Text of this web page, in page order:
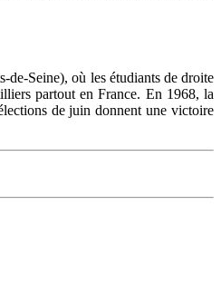
de-Seine), où les étudiants de droite
partout en France. En 1968, la
de juin donnent une victoire